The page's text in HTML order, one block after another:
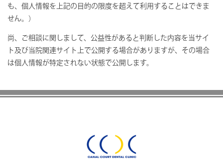
も、個人情報を上記の目的の限度を超えて利用することはできま
せん。）
尚、ご相談に関しまして、公益性があると判断した内容を当サイ
ト及び当院関連サイト上で公開する場合がありますが、その場合
は個人情報が特定されない状態で公開します。